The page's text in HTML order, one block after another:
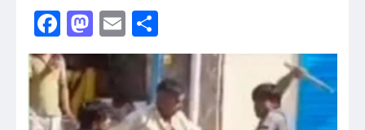
Facebook
Mastodon
Email